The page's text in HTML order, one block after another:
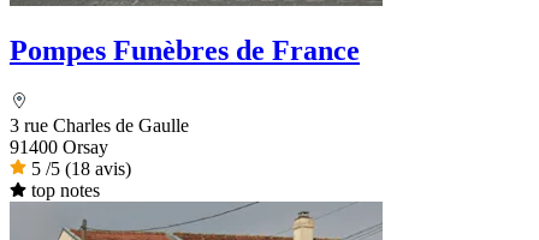
Pompes Funèbres de France
3 rue Charles de Gaulle
91400 Orsay
5 /5 (18 avis)
top notes